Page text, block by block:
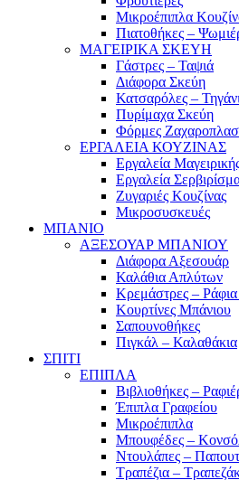
Μικροέπιπλα
Πιατοθήκες –
ΜΑΓΕΙΡΙΚΑ ΣΚΕΥΗ
Γάστρες – Ταψιά
Διάφορα Σκεύη
Κατσαρόλες –
Πυρίμαχα Σκεύη
Φόρμες
ΕΡΓΑΛΕΙΑ ΚΟΥΖΙΝΑΣ
Εργαλεία
Εργαλεία
Ζυγαριές Κουζίνας
Μικροσυσκευές
ΜΠΑΝΙΟ
ΑΞΕΣΟΥΑΡ ΜΠΑΝΙΟΥ
Διάφορα Αξεσουάρ
Καλάθια Απλύτων
Κρεμάστρες –
Κουρτίνες Μπάνιου
Σαπουνοθήκες
Πιγκάλ – Καλαθάκια
ΣΠΙΤΙ
ΕΠΙΠΛΑ
Βιβλιοθήκες –
Έπιπλα Γραφείου
Μικροέπιπλα
Μπουφέδες –
Ντουλάπες –
Τραπέζια –